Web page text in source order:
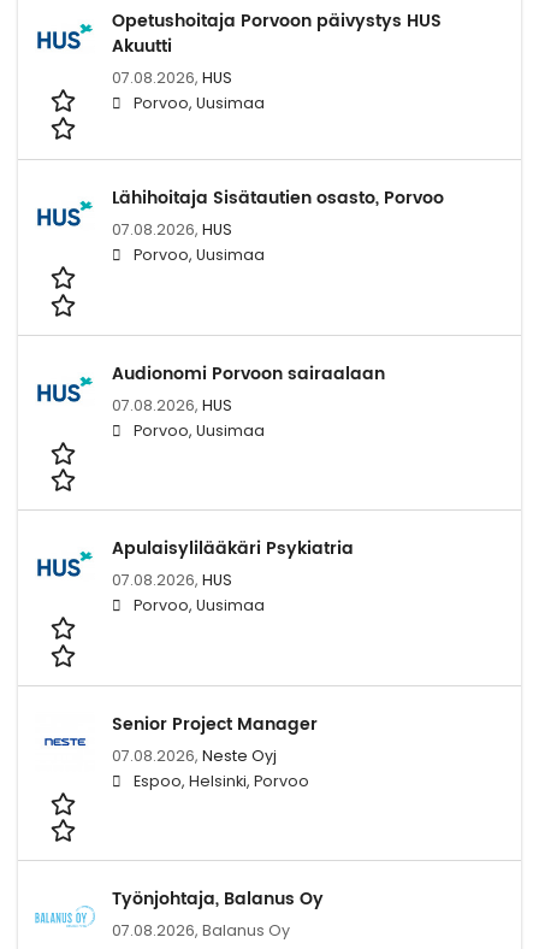
Opetushoitaja Porvoon päivystys HUS
Akuutti
07.08.2026, HUS
Porvoo, Uusimaa
Lähihoitaja Sisätautien osasto, Porvoo
07.08.2026, HUS
Porvoo, Uusimaa
Audionomi Porvoon sairaalaan
07.08.2026, HUS
Porvoo, Uusimaa
Apulaisylilääkäri Psykiatria
07.08.2026, HUS
Porvoo, Uusimaa
Senior Project Manager
07.08.2026, Neste Oyj
Espoo, Helsinki, Porvoo
Työnjohtaja, Balanus Oy
07.08.2026, Balanus Oy